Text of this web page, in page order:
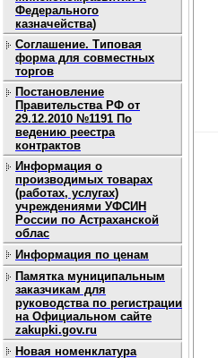
Федерального
казначейства)
Соглашение. Типовая
форма для совместных
торгов
Постановление
Правительства РФ от
29.12.2010 №1191 По
ведению реестра
контрактов
Информация о
производимых товарах
(работах, услугах)
учреждениями УФСИН
России по Астраханской
облас
Информация по ценам
Памятка муниципальным
заказчикам для
руководства по регистрации
на Официальном сайте
zakupki.gov.ru
Новая номенклатура